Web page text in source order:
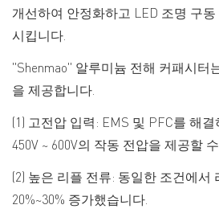
개선하여 안정화하고 LED 조명 구
시킵니다.
"Shenmao" 알루미늄 전해 커패시터
을 제공합니다.
(1) 고전압 입력: EMS 및 PFC를 해
450V ~ 600V의 작동 전압을 제공할
(2) 높은 리플 전류: 동일한 조건에서
20%~30% 증가했습니다.